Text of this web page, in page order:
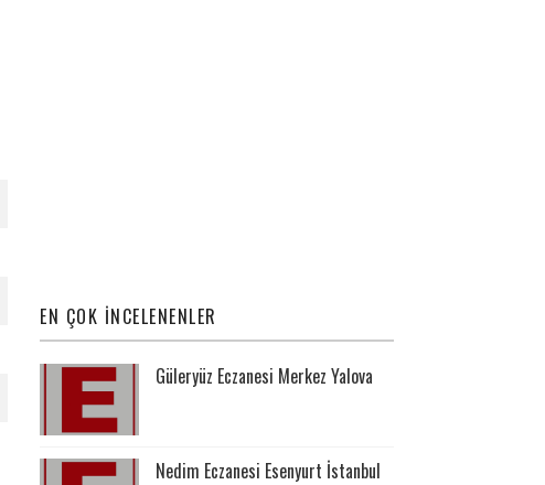
EN ÇOK İNCELENENLER
Güleryüz Eczanesi Merkez Yalova
Nedim Eczanesi Esenyurt İstanbul